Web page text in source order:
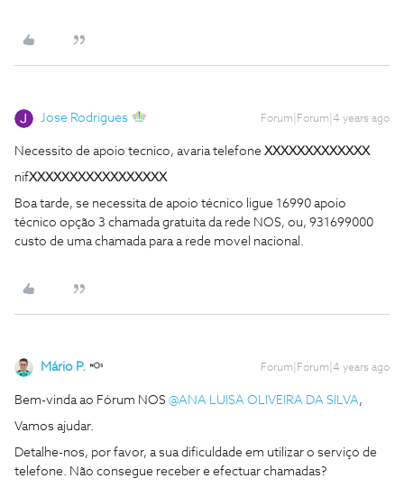
Jose Rodrigues Forum|Forum|4 years ago
Necessito de apoio tecnico, avaria telefone XXXXXXXXXXXXX
nifXXXXXXXXXXXXXXXXX
Boa tarde, se necessita de apoio técnico ligue 16990 apoio
técnico opção 3 chamada gratuita da rede NOS, ou, 931699000
custo de uma chamada para a rede movel nacional.
Mário P. Forum|Forum|4 years ago
Bem-vinda ao Fórum NOS @ANA LUISA OLIVEIRA DA SILVA,
Vamos ajudar.
Detalhe-nos, por favor, a sua dificuldade em utilizar o serviço de
telefone. Não consegue receber e efectuar chamadas?